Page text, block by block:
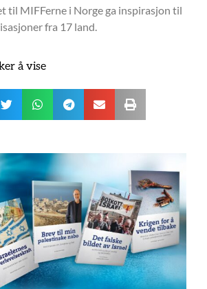
til MIFFerne i Norge ga inspirasjon til
fra 17 land.
å vise